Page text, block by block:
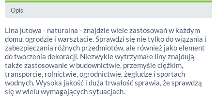
Opis
Lina jutowa - naturalna - znajdzie wiele zastosowań w każdym
domu, ogrodzie i warsztacie. Sprawdzi się nie tylko do wiązania i
zabezpieczania różnych przedmiotów, ale również jako element
do tworzenia dekoracji. Niezwykle wytrzymałe liny znajdują
także zastosowanie w budownictwie, przemyśle ciężkim,
transporcie, rolnictwie, ogrodnictwie, żegludze i sportach
wodnych. Wysoka jakość i duża trwałość sprawia, że sprawdzą
się w wielu wymagających sytuacjach.